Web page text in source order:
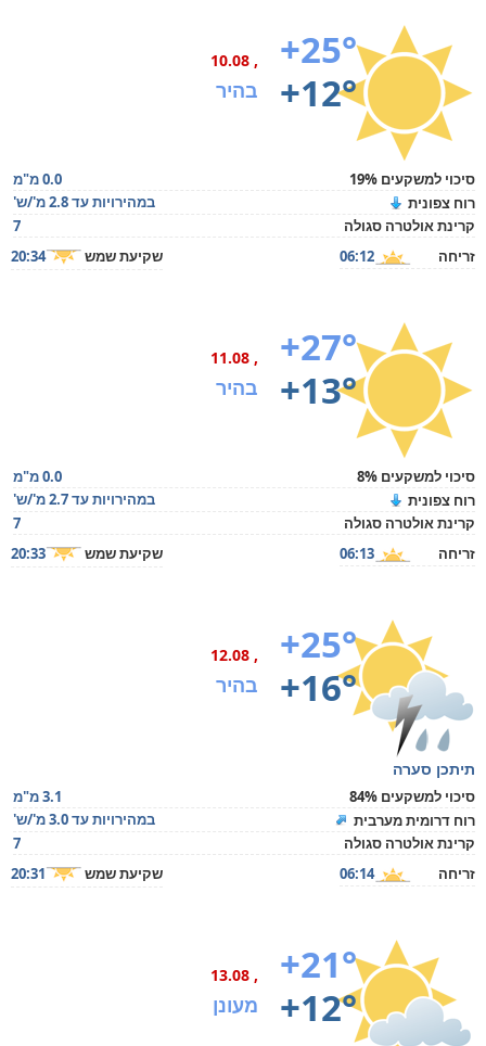
+25°
+12°
, 10.08
בהיר
סיכוי למשקעים 19%
0.0 מ"מ
רוח צפונית
במהירויות עד 2.8 מ'/ש'
קרינת אולטרה סגולה
7
זריחה
06:12 שקיעת שמש 20:34
+27°
+13°
, 11.08
בהיר
סיכוי למשקעים 8%
0.0 מ"מ
רוח צפונית
במהירויות עד 2.7 מ'/ש'
קרינת אולטרה סגולה
7
זריחה
06:13 שקיעת שמש 20:33
+25°
+16°
, 12.08
בהיר
תיתכן סערה
סיכוי למשקעים 84%
3.1 מ"מ
רוח דרומית מערבית
במהירויות עד 3.0 מ'/ש'
קרינת אולטרה סגולה
7
זריחה
06:14 שקיעת שמש 20:31
+21°
+12°
, 13.08
מעונן